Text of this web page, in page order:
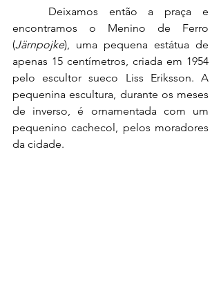
Deixamos então a praça e
encontramos o Menino de Ferro
(Järnpojke), uma pequena estátua de
apenas 15 centímetros, criada em 1954
pelo escultor sueco Liss Eriksson. A
pequenina escultura, durante os meses
de inverso, é ornamentada com um
pequenino cachecol, pelos moradores
da cidade.